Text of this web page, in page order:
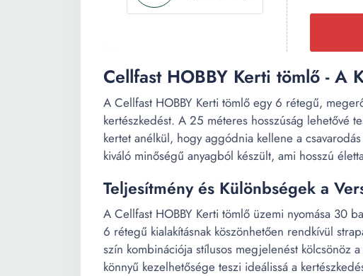
Cellfast HOBBY Kerti tömlő - A
A Cellfast HOBBY Kerti tömlő egy 6 rétegű,
kertészkedést. A 25 méteres hosszúság lehetővé
kertet anélkül, hogy aggódnia kellene a
kiváló minőségű anyagból készült, ami hosszú
Teljesítmény és Különbségek a
A Cellfast HOBBY Kerti tömlő üzemi nyomása 30
6 rétegű kialakításnak köszönhetően rendkívül
szín kombinációja stílusos megjelenést kölcsönöz
könnyű kezelhetősége teszi ideálissá a